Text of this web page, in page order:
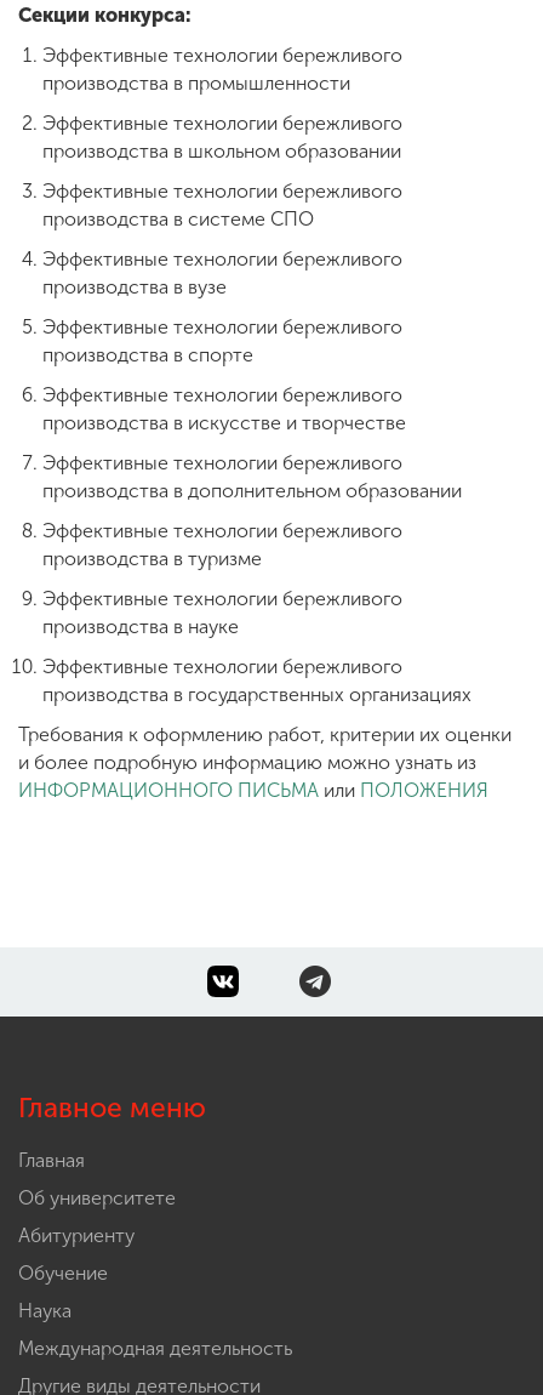
+7 (831) 262-26-20
Секции конкурса:
Эффективные технологии бережливого
производства в промышленности
Эффективные технологии бережливого
производства в школьном образовании
Эффективные технологии бережливого
производства в системе СПО
Эффективные технологии бережливого
производства в вузе
Эффективные технологии бережливого
производства в спорте
Эффективные технологии бережливого
производства в искусстве и творчестве
Эффективные технологии бережливого
производства в дополнительном образовании
Эффективные технологии бережливого
производства в туризме
Эффективные технологии бережливого
производства в науке
Эффективные технологии бережливого
производства в государственных организациях
Требования к оформлению работ, критерии их оценки
и более подробную информацию можно узнать из
ИНФОРМАЦИОННОГО ПИСЬМА или ПОЛОЖЕНИЯ
Главное меню
Главная
Об университете
Абитуриенту
Обучение
Наука
Международная деятельность
Другие виды деятельности